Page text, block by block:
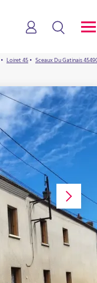
• Loiret 45• Sceaux Du Gatinais